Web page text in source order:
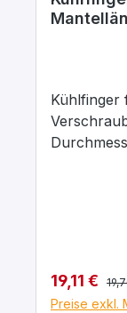
Kühlfinger
19,11 €
Preise exkl.